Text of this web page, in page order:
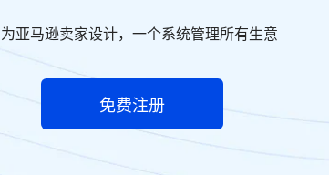
亚马逊卖家设计，一个系统管理所有生意
免费注册